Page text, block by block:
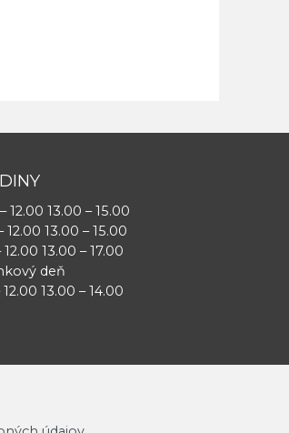
12.00 13.00 – 15.00
12.00 13.00 – 15.00
13.00 – 17.00
deň
13.00 – 14.00